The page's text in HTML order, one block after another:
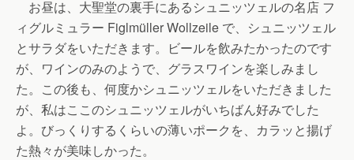
お昼は、大聖堂の裏手にあるシュニッツェルの名店 フ
ィグルミュラー Figlmüller Wollzeile で、シュニッツェル
とサラダをいただきます。ビールを飲みたかったのです
が、ワインのみのようで、グラスワインを楽しみまし
た。この後も、何度かシュニッツェルをいただきました
が、私はここのシュニッツェルがいちばん好みでした
よ。びっくりするくらいの薄いポークを、カラッと揚げ
た熱々が美味しかった。